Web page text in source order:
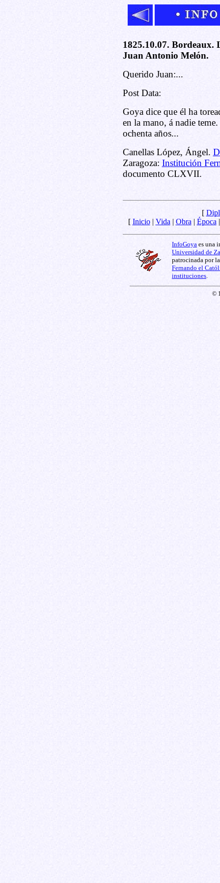
1825.10.07. Bordeaux.
Juan Antonio Melón.
Querido Juan:...
Post Data:
Goya dice que él ha
en la mano, á nadie
ochenta años...
Canellas López, Ángel.
Zaragoza: Institución
documento CLXVII.
[
[ Inicio| Vida | Obra | Época
InfoGoya es una
Universidad de
patrocinada por
Fernando el
instituciones
©